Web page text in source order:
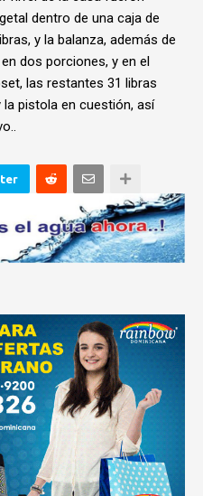
dentro de una caja de
y la balanza, además de
dos porciones, y en el
las restantes 31 libras
pistola en cuestión, así